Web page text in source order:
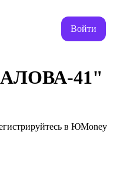
Войти
41"
в ЮMoney